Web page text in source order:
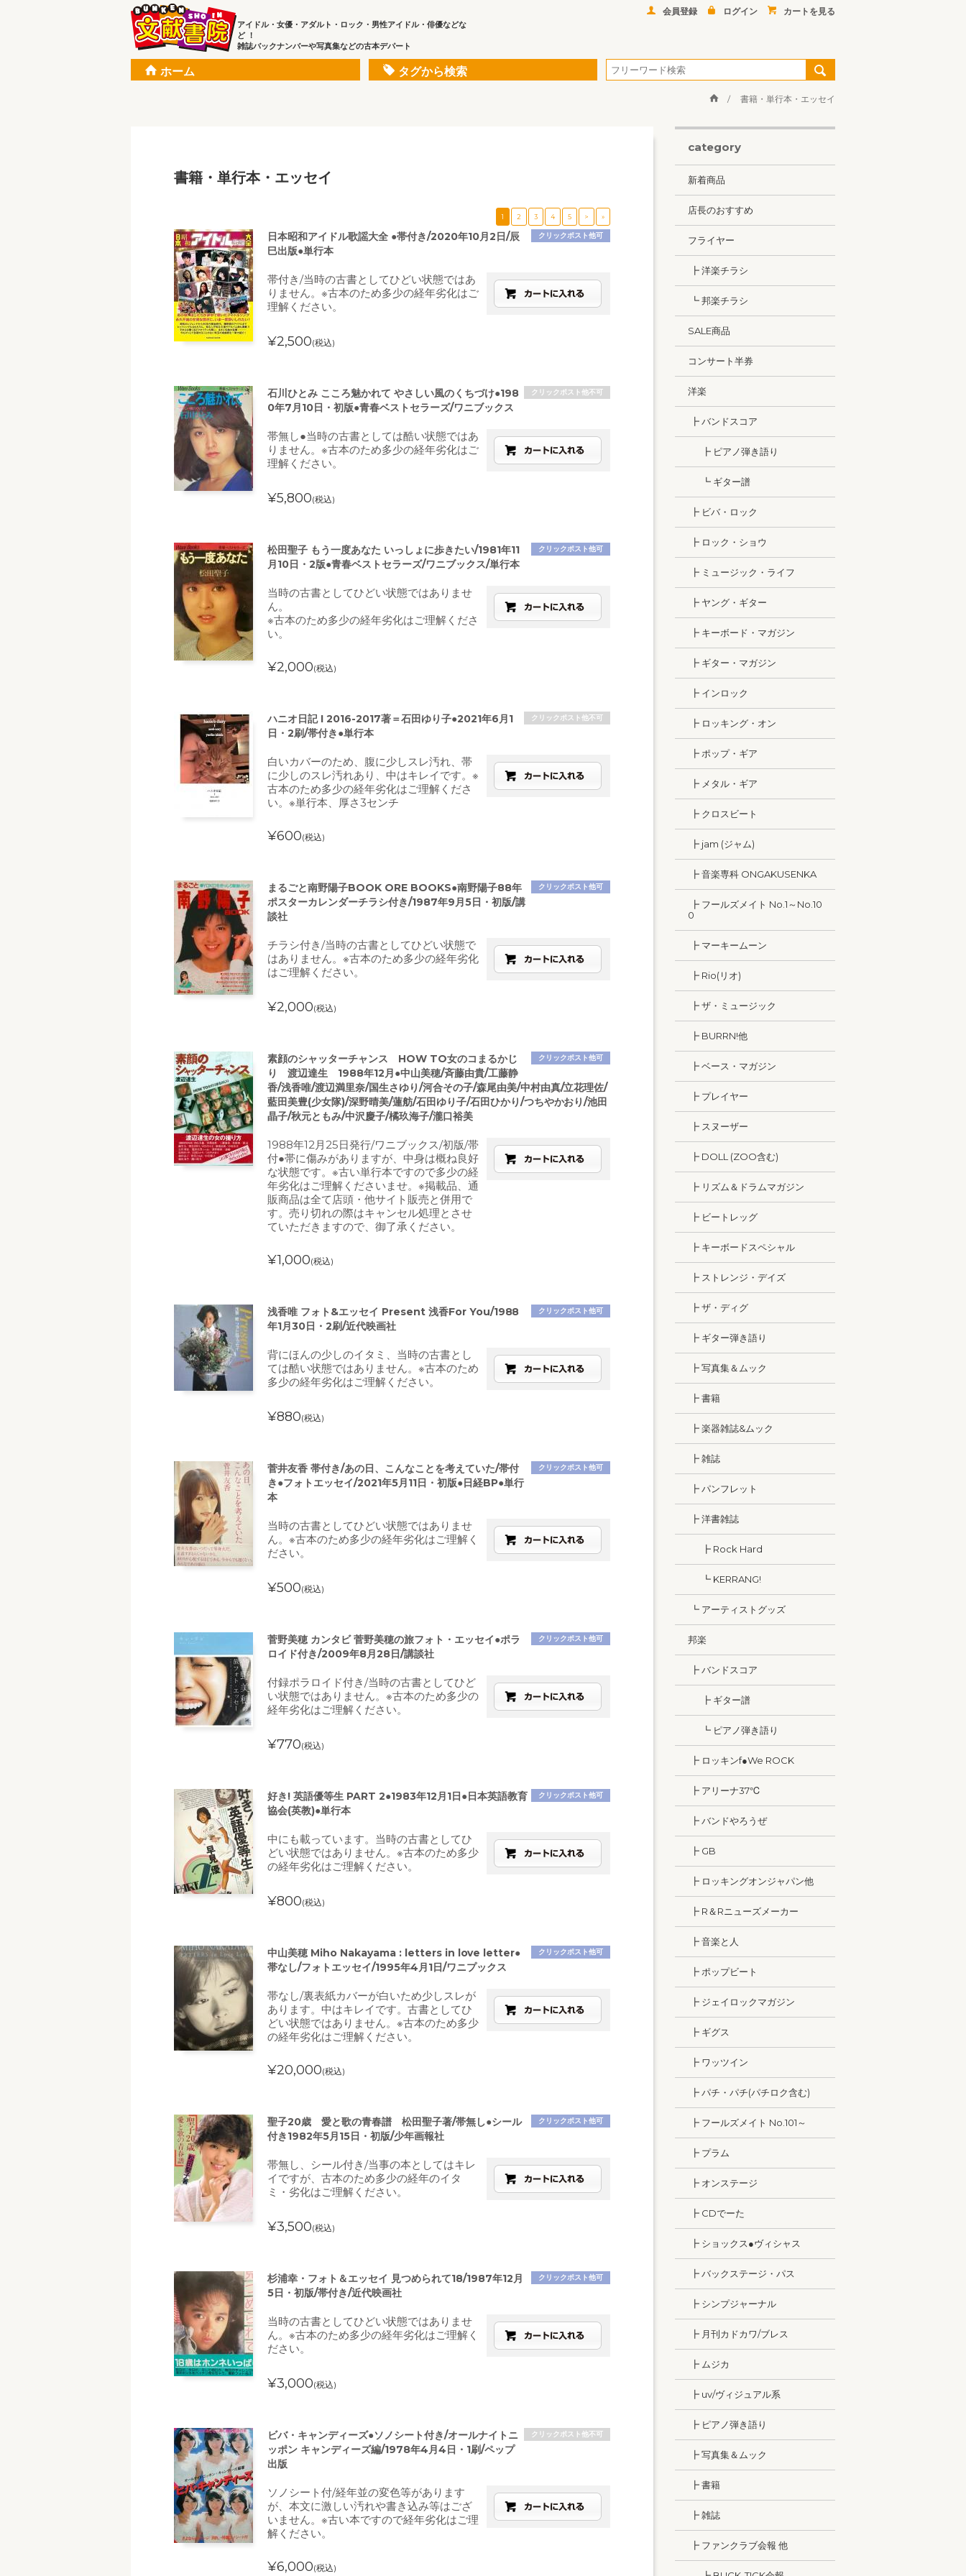
アイドル・女優・アダルト・ロック・男性アイドル・俳優などな
ど ！
雑誌バックナンバーや写真集などの古本デパート
会員登録 ログイン カートを見る
ホーム タグから検索
書籍・単行本・エッセイ
書籍・単行本・エッセイ
1 2 3 4 5 > »
クリックポスト他可
日本昭和アイドル歌謡大全 ●帯付き/2020年10月2日/辰
巳出版●単行本
帯付き/当時の古書としてひどい状態ではあ
りません。※古本のため多少の経年劣化はご
理解ください。
¥2,500(税込)
クリックポスト他不可
石川ひとみ こころ魅かれて やさしい風のくちづけ●198
0年7月10日・初版●青春ベストセラーズ/ワニブックス
帯無し●当時の古書としては酷い状態ではあ
りません。※古本のため多少の経年劣化はご
理解ください。
¥5,800(税込)
クリックポスト他可
松田聖子 もう一度あなた いっしょに歩きたい/1981年11
月10日・2版●青春ベストセラーズ/ワニブックス/単行本
当時の古書としてひどい状態ではありませ
ん。
※古本のため多少の経年劣化はご理解くださ
い。
¥2,000(税込)
クリックポスト他不可
ハニオ日記 I 2016-2017著＝石田ゆり子●2021年6月1
日・2刷/帯付き●単行本
白いカバーのため、腹に少しスレ汚れ、帯
に少しのスレ汚れあり、中はキレイです。※
古本のため多少の経年劣化はご理解くださ
い。※単行本、厚さ3センチ
¥600(税込)
クリックポスト他可
まるごと南野陽子BOOK ORE BOOKS●南野陽子88年
ポスターカレンダーチラシ付き/1987年9月5日・初版/講
談社
チラシ付き/当時の古書としてひどい状態で
はありません。※古本のため多少の経年劣化
はご理解ください。
¥2,000(税込)
クリックポスト他可
素顔のシャッターチャンス HOW TO女のコまるかじ
り 渡辺達生 1988年12月●中山美穂/斉藤由貴/工藤静
香/浅香唯/渡辺満里奈/国生さゆり/河合その子/森尾由美/中村由真/立花理佐/
藍田美豊(少女隊)/深野晴美/蓮舫/石田ゆり子/石田ひかり/つちやかおり/池田
晶子/秋元ともみ/中沢慶子/橘玖海子/瀧口裕美
1988年12月25日発行/ワニブックス/初版/帯
付●帯に傷みがありますが、中身は概ね良好
な状態です。※古い単行本ですので多少の経
年劣化はご理解くださいませ。※掲載品、通
販商品は全て店頭・他サイト販売と併用で
す。売り切れの際はキャンセル処理とさせ
ていただきますので、御了承ください。
¥1,000(税込)
クリックポスト他可
浅香唯 フォト&エッセイ Present 浅香For You/1988
年1月30日・2刷/近代映画社
背にほんの少しのイタミ、当時の古書とし
ては酷い状態ではありません。※古本のため
多少の経年劣化はご理解ください。
¥880(税込)
クリックポスト他可
菅井友香 帯付き/あの日、こんなことを考えていた/帯付
き●フォトエッセイ/2021年5月11日・初版●日経BP●単行
本
当時の古書としてひどい状態ではありませ
ん。※古本のため多少の経年劣化はご理解く
ださい。
¥500(税込)
クリックポスト他可
菅野美穂 カンタビ 菅野美穂の旅フォト・エッセイ●ポラ
ロイド付き/2009年8月28日/講談社
付録ポラロイド付き/当時の古書としてひど
い状態ではありません。※古本のため多少の
経年劣化はご理解ください。
¥770(税込)
クリックポスト他可
好き! 英語優等生 PART 2●1983年12月1日●日本英語教育
協会(英教)●単行本
中にも載っています。当時の古書としてひ
どい状態ではありません。※古本のため多少
の経年劣化はご理解ください。
¥800(税込)
クリックポスト他可
中山美穂 Miho Nakayama : letters in love letter●
帯なし/フォトエッセイ/1995年4月1日/ワニプックス
帯なし/裏表紙カバーが白いため少しスレが
あります。中はキレイです。古書としてひ
どい状態ではありません。※古本のため多少
の経年劣化はご理解ください。
¥20,000(税込)
クリックポスト他可
聖子20歳 愛と歌の青春譜 松田聖子著/帯無し●シール
付き1982年5月15日・初版/少年画報社
帯無し、シール付き/当事の本としてはキレ
イですが、古本のため多少の経年のイタ
ミ・劣化はご理解ください。
¥3,500(税込)
クリックポスト他可
杉浦幸・フォト＆エッセイ 見つめられて18/1987年12月
5日・初版/帯付き/近代映画社
当時の古書としてひどい状態ではありませ
ん。※古本のため多少の経年劣化はご理解く
ださい。
¥3,000(税込)
クリックポスト他不可
ビバ・キャンディーズ●ソノシート付き/オールナイトニ
ッポン キャンディーズ編/1978年4月4日・1刷/ペップ
出版
ソノシート付/経年並の変色等があります
が、本文に激しい汚れや書き込み等はござ
いません。※古い本ですので経年劣化はご理
解ください。
¥6,000(税込)
category
新着商品
店長のおすすめ
フライヤー
┣ 洋楽チラシ
┗ 邦楽チラシ
SALE商品
コンサート半券
洋楽
┣ バンドスコア
┣ ピアノ弾き語り
┗ ギター譜
┣ ビバ・ロック
┣ ロック・ショウ
┣ ミュージック・ライフ
┣ ヤング・ギター
┣ キーボード・マガジン
┣ ギター・マガジン
┣ インロック
┣ ロッキング・オン
┣ ポップ・ギア
┣ メタル・ギア
┣ クロスビート
┣ jam (ジャム)
┣ 音楽専科 ONGAKUSENKA
┣ フールズメイト No.1～No.10
0
┣ マーキームーン
┣ Rio(リオ)
┣ ザ・ミュージック
┣ BURRN!他
┣ ベース・マガジン
┣ プレイヤー
┣ スヌーザー
┣ DOLL (ZOO含む)
┣ リズム＆ドラムマガジン
┣ ビートレッグ
┣ キーボードスペシャル
┣ ストレンジ・デイズ
┣ ザ・ディグ
┣ ギター弾き語り
┣ 写真集＆ムック
┣ 書籍
┣ 楽器雑誌&ムック
┣ 雑誌
┣ パンフレット
┣ 洋書雑誌
┣ Rock Hard
┗ KERRANG!
┗ アーティストグッズ
邦楽
┣ バンドスコア
┣ ギター譜
┗ ピアノ弾き語り
┣ ロッキンf●We ROCK
┣ アリーナ37℃
┣ バンドやろうぜ
┣ GB
┣ ロッキングオンジャパン他
┣ R＆Rニューズメーカー
┣ 音楽と人
┣ ポップビート
┣ ジェイロックマガジン
┣ ギグス
┣ ワッツイン
┣ パチ・パチ(パチロク含む)
┣ フールズメイト No.101～
┣ プラム
┣ オンステージ
┣ CDでーた
┣ ショックス●ヴィシャス
┣ バックステージ・パス
┣ シンプジャーナル
┣ 月刊カドカワ/ブレス
┣ ムジカ
┣ uv/ヴィジュアル系
┣ ピアノ弾き語り
┣ 写真集＆ムック
┣ 書籍
┣ 雑誌
┣ ファンクラブ会報 他